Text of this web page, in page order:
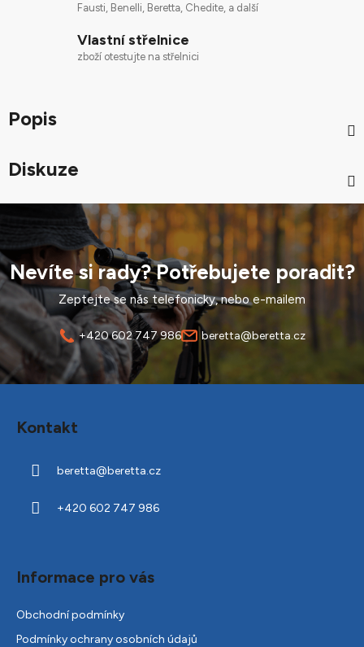
Fausti, Benelli, Beretta, Chedite, a další
Vlastní střelnice
zboží otestujte na střelnici
Popis
Diskuze
Nevíte si rady? Potřebujete poradit?
Zeptejte se nás telefonicky, nebo e-mailem
+420 602 747 986 beretta@beretta.cz
Kontakt
beretta@beretta.cz
+420 602 747 986
Informace pro vás
Obchodní podmínky
Podmínky ochrany osobních údajů